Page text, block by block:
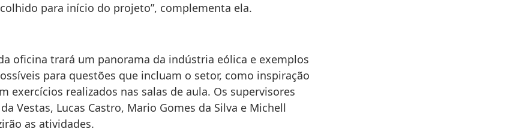
para início do projeto”, complementa ela.
oficina trará um panorama da indústria eólica e exemplos
para questões que incluam o setor, como inspiração
exercícios realizados nas salas de aula. Os supervisores
Vestas, Lucas Castro, Mario Gomes da Silva e Michell
as atividades.